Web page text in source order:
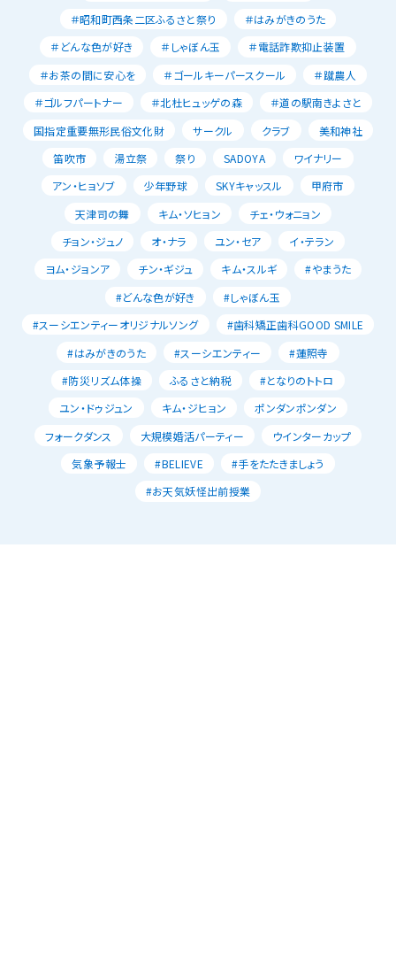
＃昭和町西条二区ふるさと祭り
＃はみがきのうた
＃どんな色が好き
＃しゃぼん玉
＃電話詐欺抑止装置
＃お茶の間に安心を
＃ゴールキーパースクール
＃蹴農人
＃ゴルフパートナー
＃北杜ヒュッゲの森
＃道の駅南きよさと
国指定重要無形民俗文化財
サークル クラブ
美和神社
笛吹市
湯立祭 祭り SADOYA
ワイナリー
アン・ヒョソブ
少年野球 SKYキャッスル
甲府市
天津司の舞
キム・ソヒョン
チェ・ウォニョン
チョン・ジュノ
オ・ナラ ユン・セア
イ・テラン
ヨム・ジョンア
チン・ギジュ キム・スルギ
#やまうた
#どんな色が好き
#しゃぼん玉
#スーシエンティーオリジナルソング
#歯科矯正歯科GOOD SMILE
#はみがきのうた
#スーシエンティー
#蓮照寺
#防災リズム体操
ふるさと納税
#となりのトトロ
ユン・ドゥジュン
キム・ジヒョン
ポンダンポンダン
フォークダンス
大規模婚活パーティー
ウインターカップ
気象予報士
#BELIEVE
#手をたたきましょう
#お天気妖怪出前授業